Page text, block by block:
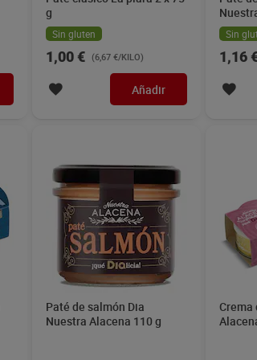
g
Sin gluten
1,00 € (6,67 €/KILO)
Añadir
Sin
1,16
Paté de salmón Dia
Nuestra Alacena 110 g
Crema